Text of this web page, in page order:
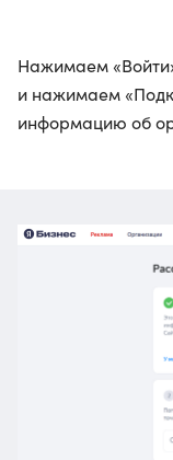
Нажимаем
и нажимаем
информацию об